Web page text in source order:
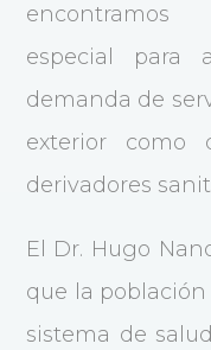
encontramos
especial para
demanda de
exterior como
derivadores
El Dr. Hugo
que la
sistema de